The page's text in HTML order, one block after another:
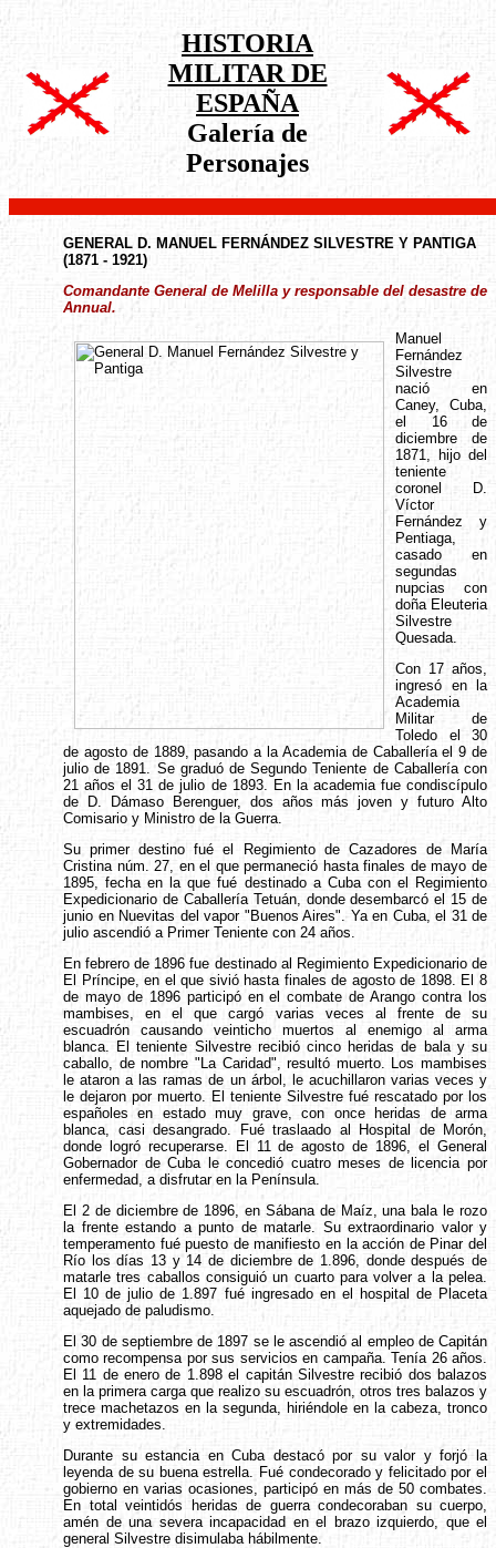
HISTORIA
MILITAR DE
ESPAÑA
Galería de
Personajes
GENERAL D. MANUEL FERNÁNDEZ SILVESTRE Y PANTIGA
(1871 - 1921)
Comandante General de Melilla y responsable del desastre de
Annual.
Manuel
Fernández
Silvestre
nació en
Caney, Cuba,
el 16 de
diciembre de
1871, hijo del
teniente
coronel D.
Víctor
Fernández y
Pentiaga,
casado en
segundas
nupcias con
doña Eleuteria
Silvestre
Quesada.
Con 17 años,
ingresó en la
Academia
Militar de
Toledo el 30
de agosto de 1889, pasando a la Academia de Caballería el 9 de
julio de 1891. Se graduó de Segundo Teniente de Caballería con
21 años el 31 de julio de 1893. En la academia fue condiscípulo
de D. Dámaso Berenguer, dos años más joven y futuro Alto
Comisario y Ministro de la Guerra.
Su primer destino fué el Regimiento de Cazadores de María
Cristina núm. 27, en el que permaneció hasta finales de mayo de
1895, fecha en la que fué destinado a Cuba con el Regimiento
Expedicionario de Caballería Tetuán, donde desembarcó el 15 de
junio en Nuevitas del vapor "Buenos Aires". Ya en Cuba, el 31 de
julio ascendió a Primer Teniente con 24 años.
En febrero de 1896 fue destinado al Regimiento Expedicionario de
El Príncipe, en el que sivió hasta finales de agosto de 1898. El 8
de mayo de 1896 participó en el combate de Arango contra los
mambises, en el que cargó varias veces al frente de su
escuadrón causando veinticho muertos al enemigo al arma
blanca. El teniente Silvestre recibió cinco heridas de bala y su
caballo, de nombre "La Caridad", resultó muerto. Los mambises
le ataron a las ramas de un árbol, le acuchillaron varias veces y
le dejaron por muerto. El teniente Silvestre fué rescatado por los
españoles en estado muy grave, con once heridas de arma
blanca, casi desangrado. Fué traslaado al Hospital de Morón,
donde logró recuperarse. El 11 de agosto de 1896, el General
Gobernador de Cuba le concedió cuatro meses de licencia por
enfermedad, a disfrutar en la Península.
El 2 de diciembre de 1896, en Sábana de Maíz, una bala le rozo
la frente estando a punto de matarle. Su extraordinario valor y
temperamento fué puesto de manifiesto en la acción de Pinar del
Río los días 13 y 14 de diciembre de 1.896, donde después de
matarle tres caballos consiguió un cuarto para volver a la pelea.
El 10 de julio de 1.897 fué ingresado en el hospital de Placeta
aquejado de paludismo.
El 30 de septiembre de 1897 se le ascendió al empleo de Capitán
como recompensa por sus servicios en campaña. Tenía 26 años.
El 11 de enero de 1.898 el capitán Silvestre recibió dos balazos
en la primera carga que realizo su escuadrón, otros tres balazos y
trece machetazos en la segunda, hiriéndole en la cabeza, tronco
y extremidades.
Durante su estancia en Cuba destacó por su valor y forjó la
leyenda de su buena estrella. Fué condecorado y felicitado por el
gobierno en varias ocasiones, participó en más de 50 combates.
En total veintidós heridas de guerra condecoraban su cuerpo,
amén de una severa incapacidad en el brazo izquierdo, que el
general Silvestre disimulaba hábilmente.